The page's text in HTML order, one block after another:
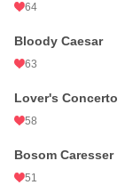
64
Bloody Caesar
63
Lover's Concerto
58
Bosom Caresser
51